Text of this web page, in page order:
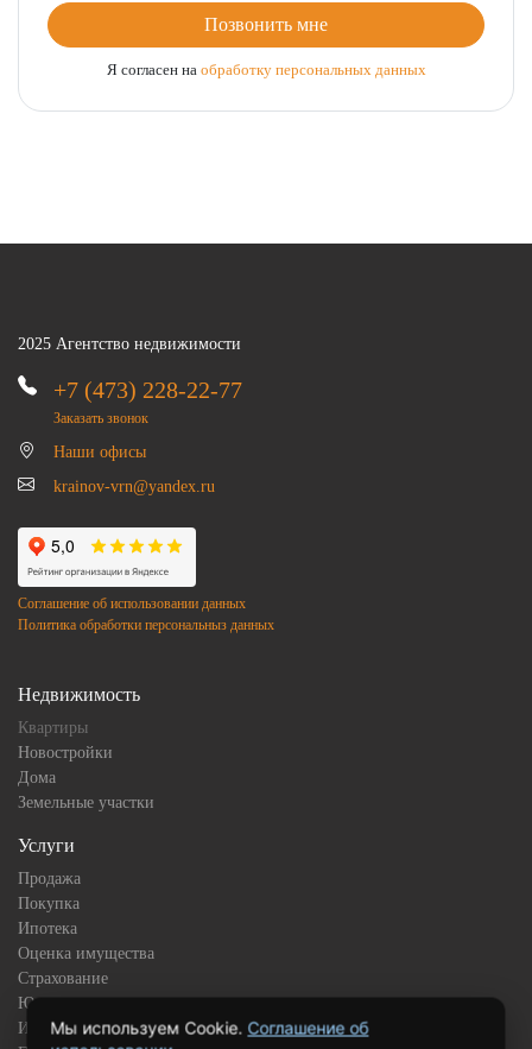
Позвонить мне
Я согласен на обработку персональных данных
2025 Агентство недвижимости
+7 (473) 228-22-77
Заказать звонок
Наши офисы
krainov-vrn@yandex.ru
Соглашение об использовании данных
Политика обработки персональныз данных
Недвижимость
Квартиры
Новостройки
Дома
Земельные участки
Услуги
Продажа
Покупка
Ипотека
Оценка имущества
Страхование
Юридическое сопровождение
Инвестиционная недвижимость
Мы используем Cookie. Соглашение об